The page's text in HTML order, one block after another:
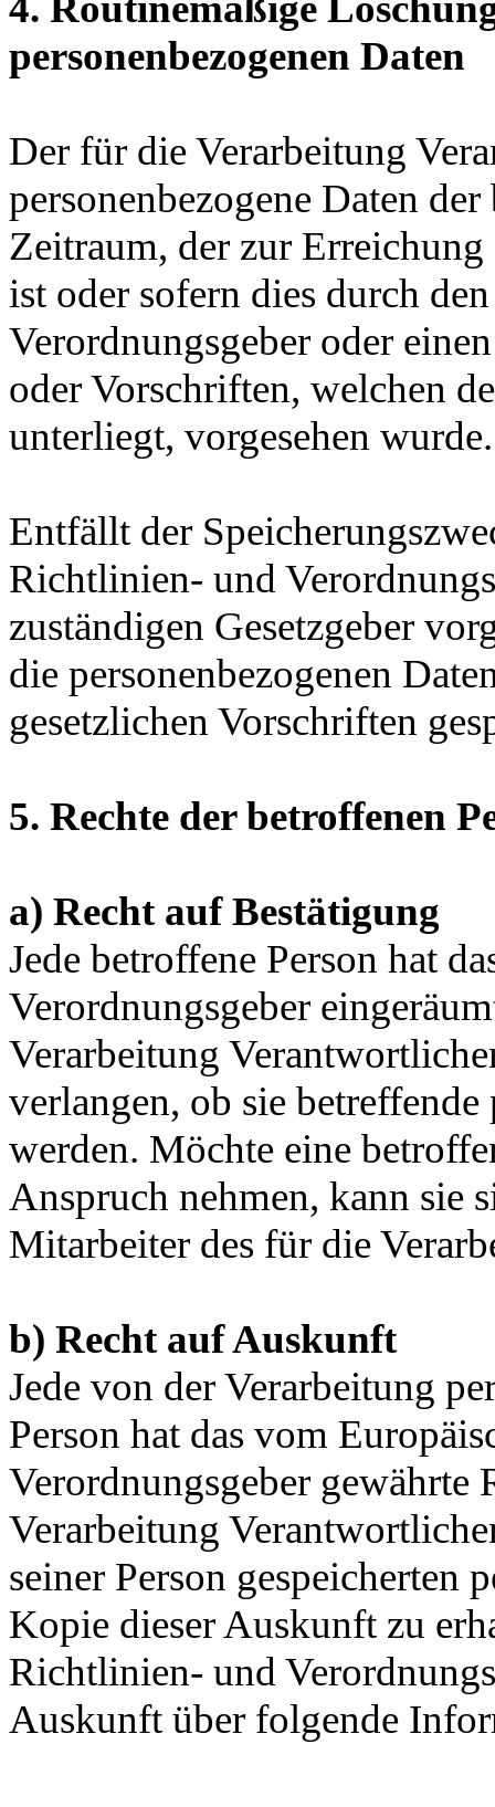
personenbezogenen Daten
Der für die Verarbeitung
personenbezogene Daten
Zeitraum, der zur
ist oder sofern dies durch
Verordnungsgeber oder
oder Vorschriften, welchen
unterliegt, vorgesehen wurde.
Entfällt der
Richtlinien- und
zuständigen Gesetzgeber
die personenbezogenen
gesetzlichen Vorschriften
5. Rechte der betroffenen
a) Recht auf Bestätigung
Jede betroffene Person hat
Verordnungsgeber
Verarbeitung
verlangen, ob sie
werden. Möchte eine
Anspruch nehmen, kann sie
Mitarbeiter des für die
b) Recht auf Auskunft
Jede von der Verarbeitung
Person hat das vom
Verordnungsgeber gewährte
Verarbeitung
seiner Person gespeicherten
Kopie dieser Auskunft zu
Richtlinien- und
Auskunft über folgende